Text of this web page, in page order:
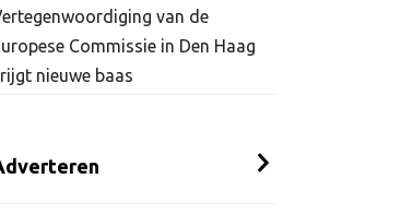
van de
Commissie in Den Haag
nieuwe baas